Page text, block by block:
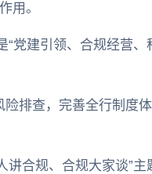
用。
“党建引领、合规经营、
排查，完善全行制度
合规、合规大家谈”主